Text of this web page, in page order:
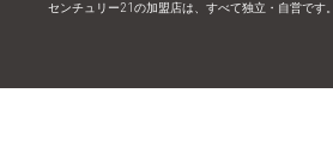
センチュリー21の加盟店は、すべて独立・自営です。